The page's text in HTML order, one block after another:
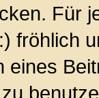
Für
fröhlich
eines